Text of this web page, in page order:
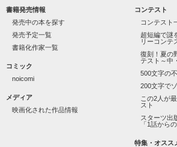
天地くんは私にとってヒーローのような人
◇◆┈┈┈┈┈┈┈┈┈┈┈┈┈┈┈┈
《男性恐怖症の女の子》
相沢 瑠莉
書籍発売情報
発売中の本を探す
発売予定一覧
書籍化作家一覧
コミック
noicomi
メディア
映画化された作品情報
コンテスト
コンテスト
超短編で謎
リーコンテ
復刻！夏の
テスト～中
500文字の
200文字で
この2人が
スト
スターツ出
「1話から
特集・オスス